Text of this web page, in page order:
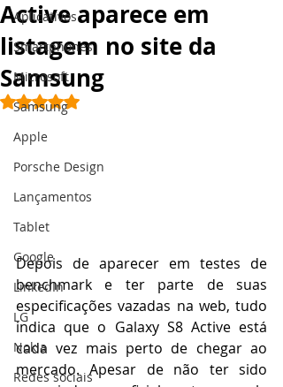
Aplicativos
Smartphones
Microsoft
Samsung
Apple
Porsche Design
Lançamentos
Tablet
Google
LinkedIn
LG
Nokia
Redes sociais
Active aparece em
listagem no site da
Samsung
Avaliado com NaN de 5 estrelas.
Depois de aparecer em testes de
benchmark e ter parte de suas
especificações vazadas na web, tudo
indica que o Galaxy S8 Active está
cada vez mais perto de chegar ao
mercado. Apesar de não ter sido